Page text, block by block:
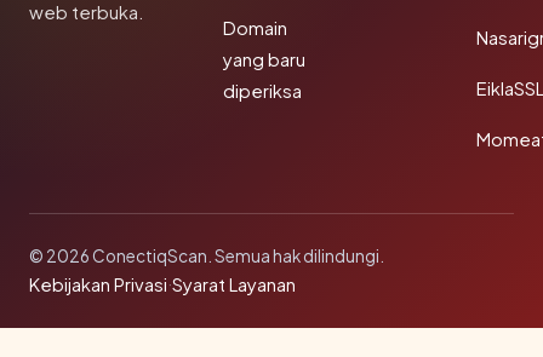
web terbuka.
Domain
yang baru
diperiksa
© 2026 ConectiqScan. Semua hak dilindungi.
Kebijakan Privasi·Syarat Layanan